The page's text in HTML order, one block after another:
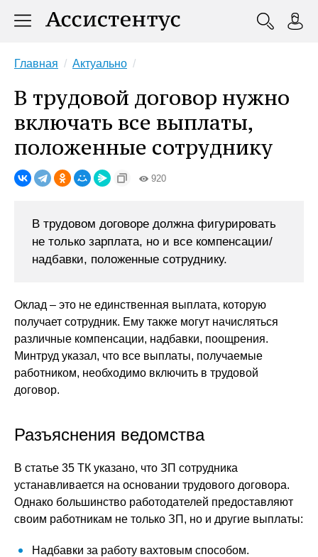
Главная Актуально
В трудовой договор нужно
включать все выплаты,
положенные сотруднику
920
В трудовом договоре должна фигурировать
не только зарплата, но и все компенсации/
надбавки, положенные сотруднику.
Оклад – это не единственная выплата, которую
получает сотрудник. Ему также могут начисляться
различные компенсации, надбавки, поощрения.
Минтруд указал, что все выплаты, получаемые
работником, необходимо включить в трудовой
договор.
Разъяснения ведомства
В статье 35 ТК указано, что ЗП сотрудника
устанавливается на основании трудового договора.
Однако большинство работодателей предоставляют
своим работникам не только ЗП, но и другие выплаты:
Надбавки за работу вахтовым способом.